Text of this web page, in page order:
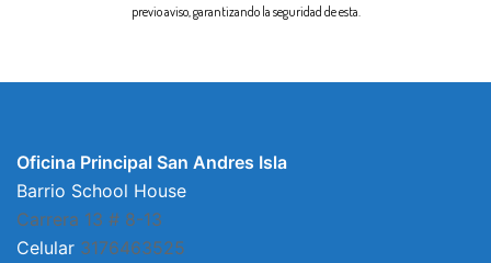
previo aviso, garantizando la seguridad de esta.
Oficina Principal San Andres Isla
Barrio School House
Carrera 13 # 8-13
Celular 3176463525